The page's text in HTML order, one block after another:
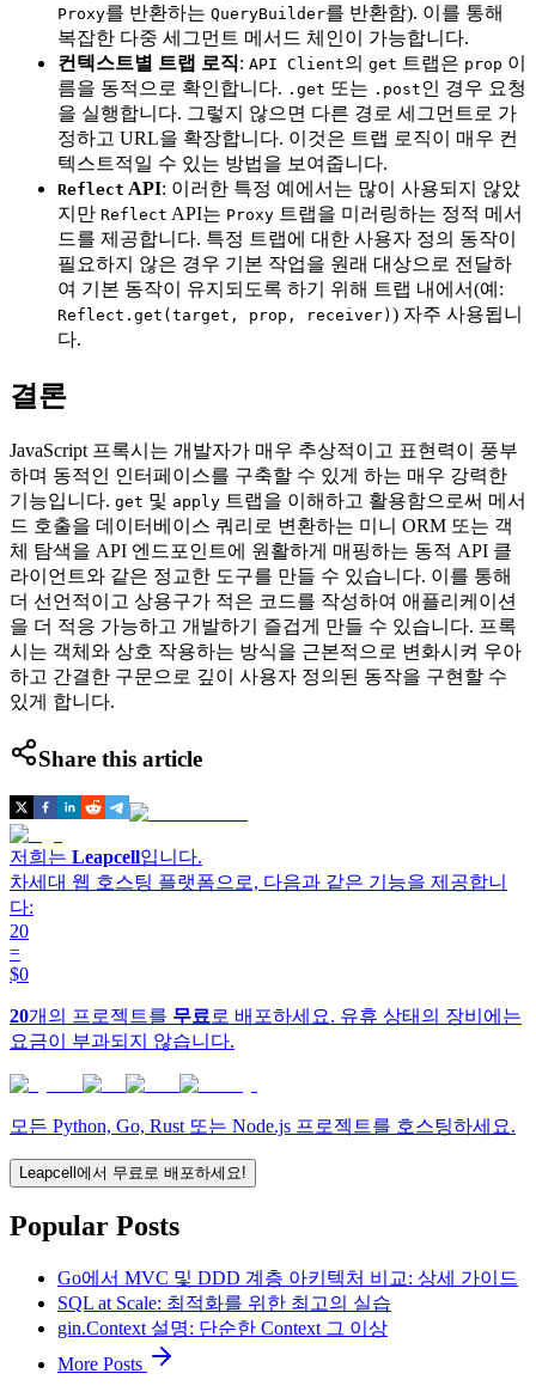
Proxy를 반환하는 QueryBuilder를 반환함). 이를 통해
복잡한 다중 세그먼트 메서드 체인이 가능합니다.
컨텍스트별 트랩 로직: API Client의 get 트랩은 prop 이
름을 동적으로 확인합니다. .get 또는 .post인 경우 요청
을 실행합니다. 그렇지 않으면 다른 경로 세그먼트로 가
정하고 URL을 확장합니다. 이것은 트랩 로직이 매우 컨
텍스트적일 수 있는 방법을 보여줍니다.
Reflect API: 이러한 특정 예에서는 많이 사용되지 않았
지만 Reflect API는 Proxy 트랩을 미러링하는 정적 메서
드를 제공합니다. 특정 트랩에 대한 사용자 정의 동작이
필요하지 않은 경우 기본 작업을 원래 대상으로 전달하
여 기본 동작이 유지되도록 하기 위해 트랩 내에서(예:
Reflect.get(target, prop, receiver) ) 자주 사용됩니
다.
결론
JavaScript 프록시는 개발자가 매우 추상적이고 표현력이 풍부
하며 동적인 인터페이스를 구축할 수 있게 하는 매우 강력한
기능입니다. get 및 apply 트랩을 이해하고 활용함으로써 메서
드 호출을 데이터베이스 쿼리로 변환하는 미니 ORM 또는 객
체 탐색을 API 엔드포인트에 원활하게 매핑하는 동적 API 클
라이언트와 같은 정교한 도구를 만들 수 있습니다. 이를 통해
더 선언적이고 상용구가 적은 코드를 작성하여 애플리케이션
을 더 적응 가능하고 개발하기 즐겁게 만들 수 있습니다. 프록
시는 객체와 상호 작용하는 방식을 근본적으로 변화시켜 우아
하고 간결한 구문으로 깊이 사용자 정의된 동작을 구현할 수
있게 합니다.
Share this article
저희는 Leapcell입니다.
차세대 웹 호스팅 플랫폼으로, 다음과 같은 기능을 제공합니
다:
20
=
$0
20개의 프로젝트를 무료 로 배포하세요. 유휴 상태의 장비에는
요금이 부과되지 않습니다.
모든 Python, Go, Rust 또는 Node.js 프로젝트를 호스팅하세요.
Leapcell에서 무료로 배포하세요!
Popular Posts
Go에서 MVC 및 DDD 계층 아키텍처 비교: 상세 가이드
SQL at Scale: 최적화를 위한 최고의 실습
gin.Context 설명: 단순한 Context 그 이상
More Posts